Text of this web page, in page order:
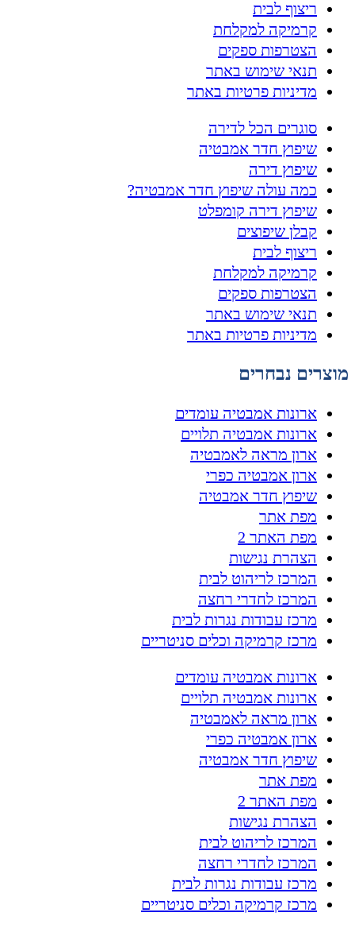
ריצוף לבית
קרמיקה למקלחת
הצטרפות ספקים
תנאי שימוש באתר
מדיניות פרטיות באתר
סוגרים הכל לדירה
שיפוץ חדר אמבטיה
שיפוץ דירה
כמה עולה שיפוץ חדר אמבטיה?
שיפוץ דירה קומפלט
קבלן שיפוצים
ריצוף לבית
קרמיקה למקלחת
הצטרפות ספקים
תנאי שימוש באתר
מדיניות פרטיות באתר
מוצרים נבחרים
ארונות אמבטיה עומדים
ארונות אמבטיה תלויים
ארון מראה לאמבטיה
ארון אמבטיה כפרי
שיפוץ חדר אמבטיה
מפת אתר
מפת האתר 2
הצהרת נגישות
המרכז לריהוט לבית
המרכז לחדרי רחצה
מרכז עבודות נגרות לבית
מרכז קרמיקה וכלים סניטריים
ארונות אמבטיה עומדים
ארונות אמבטיה תלויים
ארון מראה לאמבטיה
ארון אמבטיה כפרי
שיפוץ חדר אמבטיה
מפת אתר
מפת האתר 2
הצהרת נגישות
המרכז לריהוט לבית
המרכז לחדרי רחצה
מרכז עבודות נגרות לבית
מרכז קרמיקה וכלים סניטריים